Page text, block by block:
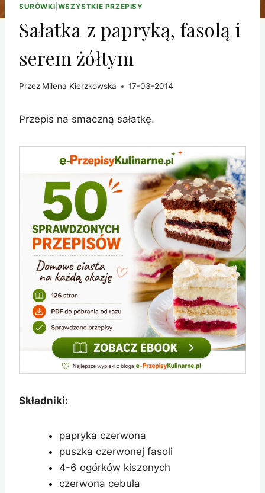
SURÓWKI WSZYSTKIE PRZEPISY
Sałatka z papryką, fasolą i
serem żółtym
Przez Milena Kierzkowska 17-03-2014
Przepis na smaczną sałatkę.
Składniki:
papryka czerwona
puszka czerwonej fasoli
4-6 ogórków kiszonych
czerwona cebula